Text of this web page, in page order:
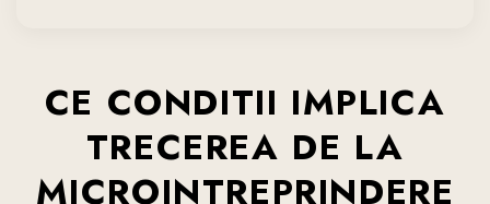
CE CONDITII IMPLICA
TRECEREA DE LA
MICROINTREPRINDERE